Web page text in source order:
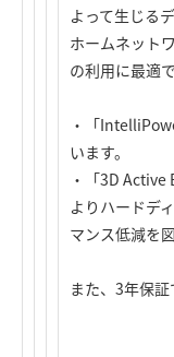
よって生じる
ホームネット
の利用に最適で
・「
います。
・「3D
よりハードデ
マンス低減を
また、3年保証